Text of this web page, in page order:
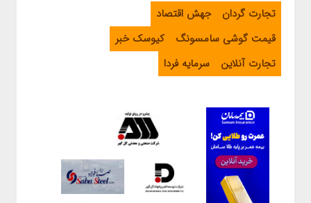
تجارت گردان
جهش اقتصاد
قیمت گوشی سامسونگ
کیوسک خبر
تجارت آنلاین
سرمایه فردا